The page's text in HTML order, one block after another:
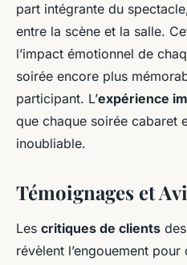
part intégrante du
entre la scène et la salle.
l’impact émotionnel de
soirée encore plus
participant. L’expérience
que chaque soirée cabaret
inoubliable.
Témoignages et
Les critiques de clients
révèlent l’engouement